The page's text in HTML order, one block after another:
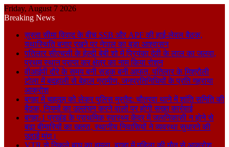
Friday, August 7 2026
Breaking News
सुस्ता सीमा विवाद के बीच SSB और APF की हाई-लेवल बैठक,
यथास्थिति बनाए रखने पर नेपाल का बड़ा आश्वासन
पतिलार सीएचसी के हेल्दी बेबी शो में प्रियंका देवी के लाल का जलवा,
प्रथम स्थान प्राप्त कर क्षेत्र का नाम किया रोशन
वीआईपी दौरे के समय बनी सड़क बनी आफत, पतिलार के मिश्रौली
टोला में बदहाली से बेहाल ग्रामीण, जनप्रतिनिधियों के प्रति गहराया
आक्रोश
बगहा में चहलूम को लेकर पुलिस मुस्तैद: चौतरवा थाने में शांति समिति की
बैठक, नियमों का उल्लंघन करने वालों पर होगी सख्त कार्रवाई
बगहा-1 प्रखंड के प्राथमिक स्वास्थ्य केंद्र में जलनिकासी न होने से
बढ़ा बीमारियों का खतरा, स्थानीय निवासियों ने व्यवस्था सुधारने की
उठाई मांग।
VTR से निकले बाघ का हमला, बगहा में महिला की मौत से आक्रोश